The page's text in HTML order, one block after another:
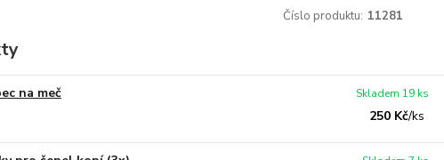
Číslo produktu: 11281
na meč
250 Kč/ks
Skladem 19 ks